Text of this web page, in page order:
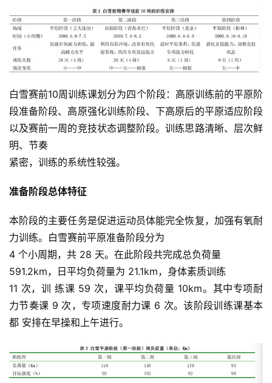
比
赛
观
察
装
训
练
视
用
精
选
白雪赛前10周训练课划分为四个阶段：高原训练前的平原阶
段准备阶段、高原强化训练阶段、下高原后的平原适应阶段
以及赛前一周的竞技状态调整阶段。训练思路清晰、层次鲜
明、节奏
紧密，训练的系统性较强。
准备阶段总体特征
本阶段的主要任务是促进运动员体能完全恢复，加强有氧耐
力训练。白雪赛前平原准备阶段分为
4 个小周期，共 28 天。在此阶段共完成总负荷量
591.2km，日平均负荷量为 21.1km，身体素质训练
11 次，训 练课 59 次，课平均负荷量 10km。其中专项耐
力节奏课 9 次，专项速度耐力课 6 次。该阶段训练课基本
都 安排在早操和上午进行。